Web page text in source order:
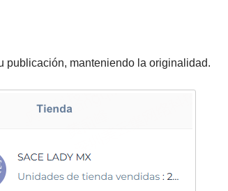
publicación, manteniendo la originalidad.